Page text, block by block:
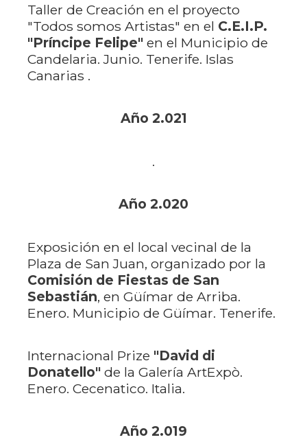
Taller de Creación en el proyecto
"Todos somos Artistas" en el C.E.I.P.
"Príncipe Felipe" en el Municipio de
Candelaria. Junio. Tenerife. Islas
Canarias .
Año 2.021
.
Año 2.020
Exposición en el local vecinal de la
Plaza de San Juan, organizado por la
Comisión de Fiestas de San
Sebastián, en Güímar de Arriba.
Enero. Municipio de Güímar. Tenerife.
Internacional Prize "David di
Donatello" de la Galería ArtExpò.
Enero. Cecenatico. Italia.
Año 2.019